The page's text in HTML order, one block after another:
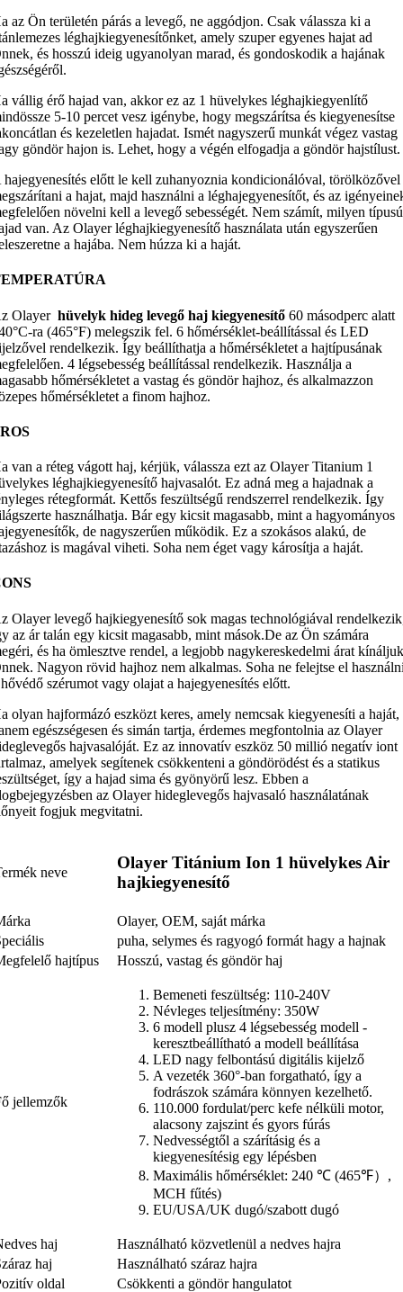
az Ön területén párás a levegő, ne aggódjon. Csak válassza ki a
léghajkiegyenesítőnket, amely szuper egyenes hajat ad
és hosszú ideig ugyanolyan marad, és gondoskodik a hajának
vállig érő hajad van, akkor ez az 1 hüvelykes léghajkiegyenlítő
5-10 percet vesz igénybe, hogy megszárítsa és kiegyenesítse
és kezeletlen hajadat. Ismét nagyszerű munkát végez vastag
göndör hajon is. Lehet, hogy a végén elfogadja a göndör hajstílust.
hajegyenesítés előtt le kell zuhanyoznia kondicionálóval, törölközővel
a hajat, majd használni a léghajegyenesítőt, és az
növelni kell a levegő sebességét. Nem számít, milyen típusú
van. Az Olayer léghajkiegyenesítő használata után egyszerűen
a hajába. Nem húzza ki a haját.
Olayer hüvelyk hideg levegő haj kiegyenesítő 60 másodperc alatt
ra (465°F) melegszik fel. 6 hőmérséklet-beállítással és LED
rendelkezik. Így beállíthatja a hőmérsékletet a hajtípusának
4 légsebesség beállítással rendelkezik. Használja a
hőmérsékletet a vastag és göndör hajhoz, és alkalmazzon
hőmérsékletet a finom hajhoz.
van a réteg vágott haj, kérjük, válassza ezt az Olayer Titanium 1
léghajkiegyenesítő hajvasalót. Ez adná meg a hajadnak a
rétegformát. Kettős feszültségű rendszerrel rendelkezik. Így
használhatja. Bár egy kicsit magasabb, mint a hagyományos
de nagyszerűen működik. Ez a szokásos alakú, de
is magával viheti. Soha nem éget vagy károsítja a haját.
Olayer levegő hajkiegyenesítő sok magas technológiával
az ár talán egy kicsit magasabb, mint mások.De az Ön számára
és ha ömlesztve rendel, a legjobb nagykereskedelmi árat
Nagyon rövid hajhoz nem alkalmas. Soha ne felejtse el
szérumot vagy olajat a hajegyenesítés előtt.
olyan hajformázó eszközt keres, amely nemcsak kiegyenesíti a haját,
egészségesen és simán tartja, érdemes megfontolnia az Olayer
hajvasalóját. Ez az innovatív eszköz 50 millió negatív iont
amelyek segítenek csökkenteni a göndörödést és a statikus
így a hajad sima és gyönyörű lesz. Ebben a
az Olayer hideglevegős hajvasaló használatának
fogjuk megvitatni.
neve
Olayer Titánium Ion 1 hüvelykes Air
hajkiegyenesítő
Olayer, OEM, saját márka
puha, selymes és ragyogó formát hagy a hajnak
hajtípus
Hosszú, vastag és göndör haj
jellemzők
Bemeneti feszültség: 110-240V
Névleges teljesítmény: 350W
6 modell plusz 4 légsebesség modell -
keresztbeállítható a modell beállítása
LED nagy felbontású digitális kijelző
A vezeték 360°-ban forgatható, így a
fodrászok számára könnyen kezelhető.
110.000 fordulat/perc kefe nélküli motor,
alacsony zajszint és gyors fúrás
Nedvességtől a szárításig és a
kiegyenesítésig egy lépésben
Maximális hőmérséklet: 240 ℃ (465℉）,
MCH fűtés)
EU/USA/UK dugó/szabott dugó
haj
Használható közvetlenül a nedves hajra
haj
Használható száraz hajra
oldal
Csökkenti a göndör hangulatot